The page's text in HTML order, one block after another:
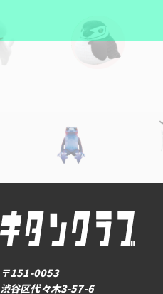
〒151-0053
渋谷区代々木3-57-6